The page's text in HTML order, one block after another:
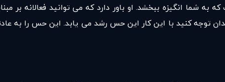
به شما انگیزه ببخشد. او باور دارد که می توانید فعالانه
توجه کنید با این کار این حس رشد می یابد. این حس را به